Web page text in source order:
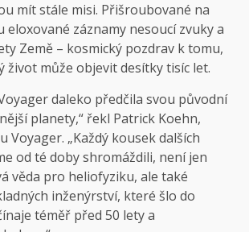
mít stále misi. Přišroubované na
eloxované záznamy nesoucí zvuky a
Země – kosmický pozdrav k tomu,
život může objevit desítky tisíc let.
daleko předčila svou původní
planety,“ řekl Patrick Koehn,
Voyager. „Každý kousek dalších
od té doby shromáždili, není jen
věda pro heliofyziku, ale také
inženýrství, které šlo do
téměř před 50 lety a